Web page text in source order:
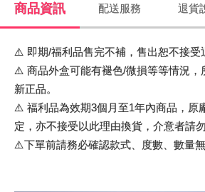
商品資訊 配送服務 退貨
⚠️ 即期/福利品售完不補，售出恕不接受
⚠️ 商品外盒可能有褪色/微損等等情況，
新正品。
⚠️ 福利品為效期3個月至1年內商品，原
定，亦不接受以此理由換貨，介意者請
⚠️下單前請務必確認款式、度數、數量無